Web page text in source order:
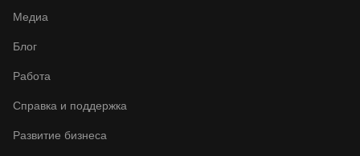
Медиа
Блог
Работа
Справка и поддержка
Развитие бизнеса